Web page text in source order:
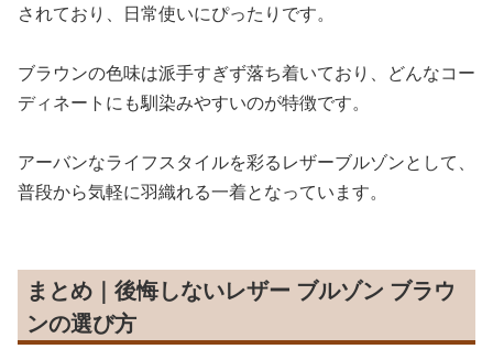
されており、日常使いにぴったりです。
ブラウンの色味は派手すぎず落ち着いており、どんなコー
ディネートにも馴染みやすいのが特徴です。
アーバンなライフスタイルを彩るレザーブルゾンとして、
普段から気軽に羽織れる一着となっています。
まとめ｜後悔しないレザー ブルゾン ブラウ
ンの選び方